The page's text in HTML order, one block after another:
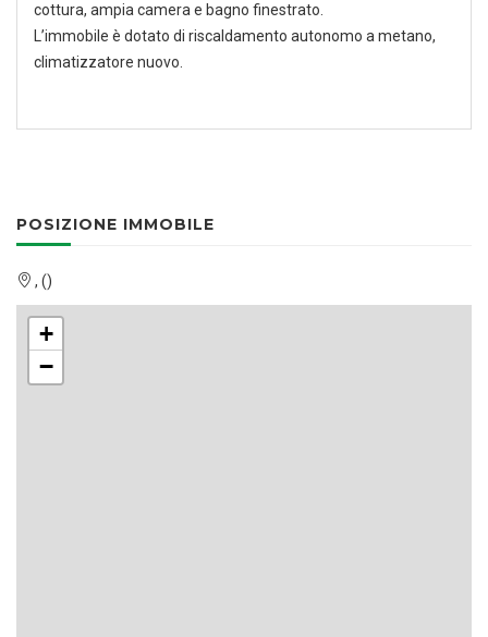
cottura, ampia camera e bagno finestrato.
L’immobile è dotato di riscaldamento autonomo a metano,
climatizzatore nuovo.
POSIZIONE IMMOBILE
, ()
+
−